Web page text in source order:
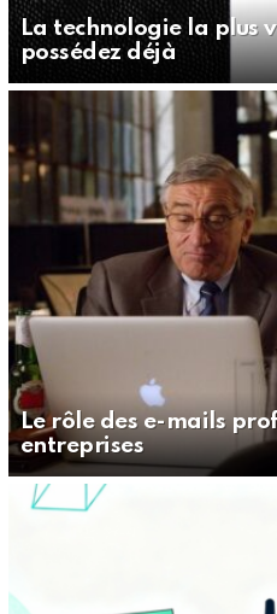
La technologie la plus
possédez déjà
Le rôle des e-mails
entreprises